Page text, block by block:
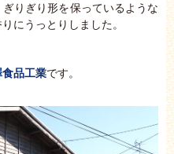
りぎり形を保っているような
にうっとりしました。
品工業です。